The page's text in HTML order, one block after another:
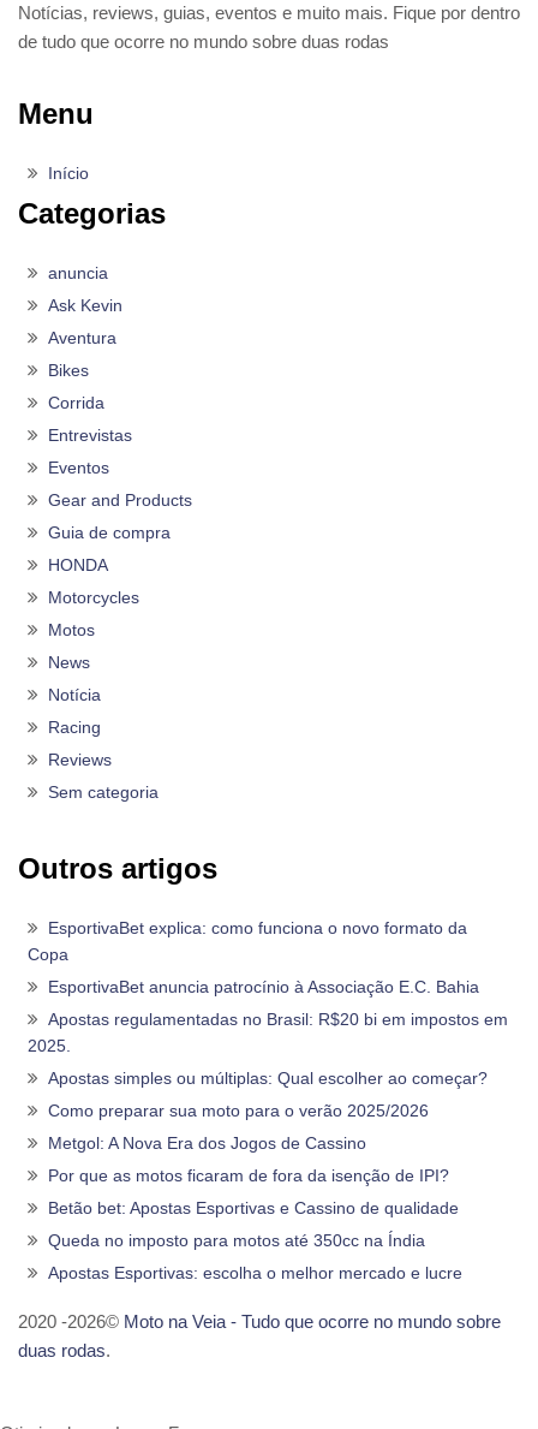
Notícias, reviews, guias, eventos e muito mais. Fique por dentro
de tudo que ocorre no mundo sobre duas rodas
Menu
Início
Categorias
anuncia
Ask Kevin
Aventura
Bikes
Corrida
Entrevistas
Eventos
Gear and Products
Guia de compra
HONDA
Motorcycles
Motos
News
Notícia
Racing
Reviews
Sem categoria
Outros artigos
EsportivaBet explica: como funciona o novo formato da
Copa
EsportivaBet anuncia patrocínio à Associação E.C. Bahia
Apostas regulamentadas no Brasil: R$20 bi em impostos em
2025.
Apostas simples ou múltiplas: Qual escolher ao começar?
Como preparar sua moto para o verão 2025/2026
Metgol: A Nova Era dos Jogos de Cassino
Por que as motos ficaram de fora da isenção de IPI?
Betão bet: Apostas Esportivas e Cassino de qualidade
Queda no imposto para motos até 350cc na Índia
Apostas Esportivas: escolha o melhor mercado e lucre
2020 -2026© Moto na Veia - Tudo que ocorre no mundo sobre
duas rodas.